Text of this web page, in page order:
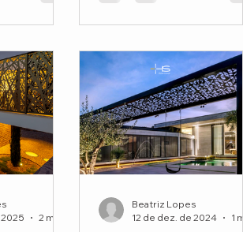
Beatriz Lopes
12 de dez. de 2024